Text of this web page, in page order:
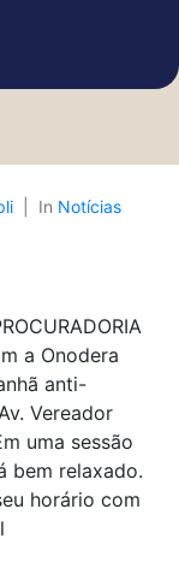
In Notícias
a Onodera
anti-
Vereador
uma sessão
bem relaxado.
horário com